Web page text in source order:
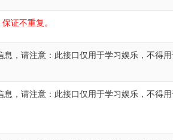
证不重复。
，请注意：此接口仅用于学习娱乐，不得
，请注意：此接口仅用于学习娱乐，不得